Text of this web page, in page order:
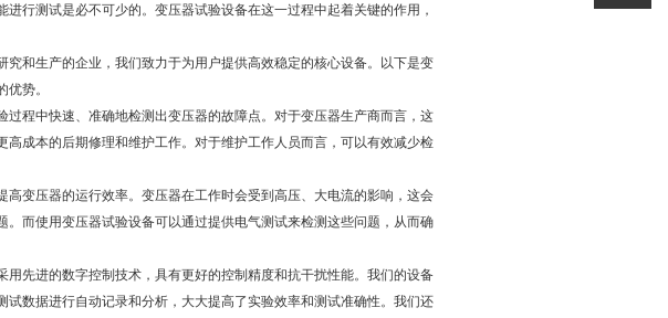
行测试是必不可少的。变压器试验设备在这一过程中起着关键的作用，
和生产的企业，我们致力于为用户提供高效稳定的核心设备。以下是变
势。
程中快速、准确地检测出变压器的故障点。对于变压器生产商而言，这
高成本的后期修理和维护工作。对于维护工作人员而言，可以有效减少检
高变压器的运行效率。变压器在工作时会受到高压、大电流的影响，这会
。而使用变压器试验设备可以通过提供电气测试来检测这些问题，从而确
先进的数字控制技术，具有更好的控制精度和抗干扰性能。我们的设备
试数据进行自动记录和分析，大大提高了实验效率和测试准确性。我们还